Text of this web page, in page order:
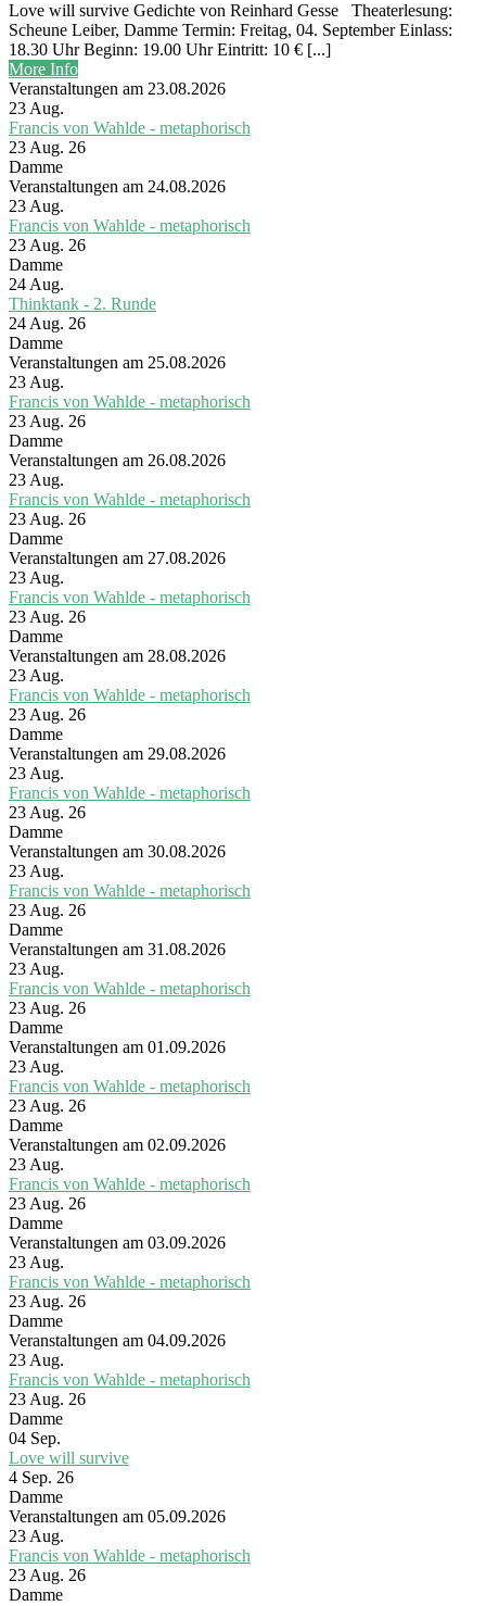
Love will survive Gedichte von Reinhard Gesse Theaterlesung:
Scheune Leiber, Damme Termin: Freitag, 04. September Einlass:
18.30 Uhr Beginn: 19.00 Uhr Eintritt: 10 € [...]
More Info
Veranstaltungen am 23.08.2026
23 Aug.
Francis von Wahlde - metaphorisch
23 Aug. 26
Damme
Veranstaltungen am 24.08.2026
23 Aug.
Francis von Wahlde - metaphorisch
23 Aug. 26
Damme
24 Aug.
Thinktank - 2. Runde
24 Aug. 26
Damme
Veranstaltungen am 25.08.2026
23 Aug.
Francis von Wahlde - metaphorisch
23 Aug. 26
Damme
Veranstaltungen am 26.08.2026
23 Aug.
Francis von Wahlde - metaphorisch
23 Aug. 26
Damme
Veranstaltungen am 27.08.2026
23 Aug.
Francis von Wahlde - metaphorisch
23 Aug. 26
Damme
Veranstaltungen am 28.08.2026
23 Aug.
Francis von Wahlde - metaphorisch
23 Aug. 26
Damme
Veranstaltungen am 29.08.2026
23 Aug.
Francis von Wahlde - metaphorisch
23 Aug. 26
Damme
Veranstaltungen am 30.08.2026
23 Aug.
Francis von Wahlde - metaphorisch
23 Aug. 26
Damme
Veranstaltungen am 31.08.2026
23 Aug.
Francis von Wahlde - metaphorisch
23 Aug. 26
Damme
Veranstaltungen am 01.09.2026
23 Aug.
Francis von Wahlde - metaphorisch
23 Aug. 26
Damme
Veranstaltungen am 02.09.2026
23 Aug.
Francis von Wahlde - metaphorisch
23 Aug. 26
Damme
Veranstaltungen am 03.09.2026
23 Aug.
Francis von Wahlde - metaphorisch
23 Aug. 26
Damme
Veranstaltungen am 04.09.2026
23 Aug.
Francis von Wahlde - metaphorisch
23 Aug. 26
Damme
04 Sep.
Love will survive
4 Sep. 26
Damme
Veranstaltungen am 05.09.2026
23 Aug.
Francis von Wahlde - metaphorisch
23 Aug. 26
Damme